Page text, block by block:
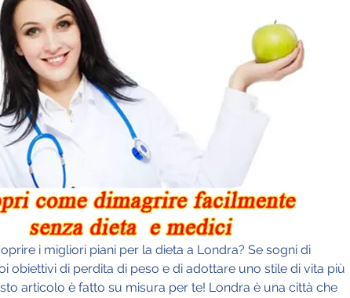
i migliori piani per la dieta a Londra? Se sogni di
obiettivi di perdita di peso e di adottare uno stile di vita più
articolo è fatto su misura per te! Londra è una città che